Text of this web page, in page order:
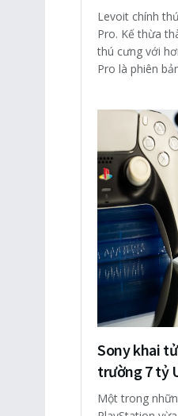
Levoit chính
Pro. Kế thừa
thú cưng với
Pro là phiên
Sony khai
trường 7 tỷ
Một trong